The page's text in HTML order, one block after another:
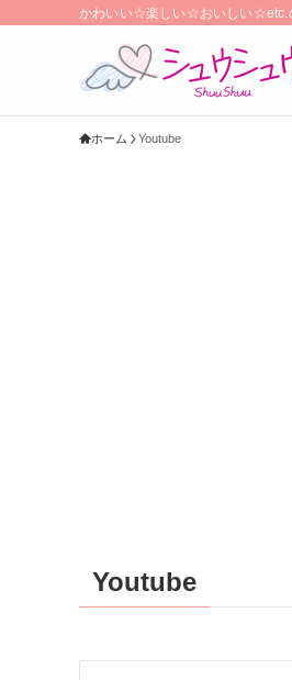
かわいい☆楽しい☆おいしい☆etc.
ホーム Youtube
Youtube